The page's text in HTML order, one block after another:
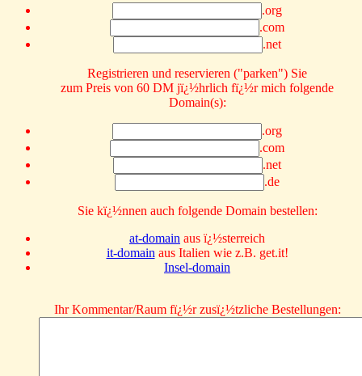
.org
.com
.net
Registrieren und reservieren ("parken") Sie
zum Preis von 60 DM jï¿½hrlich fï¿½r mich folgende
Domain(s):
.org
.com
.net
.de
Sie kï¿½nnen auch folgende Domain bestellen:
at-domain aus ï¿½sterreich
it-domain aus Italien wie z.B. get.it!
Insel-domain
Ihr Kommentar/Raum fï¿½r zusï¿½tzliche Bestellungen: